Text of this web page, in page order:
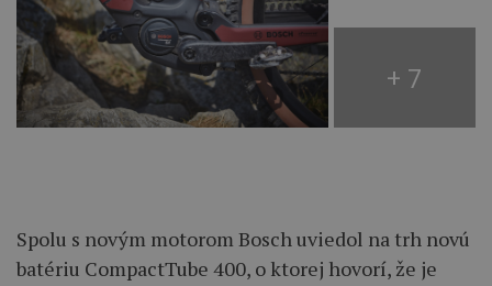
+ 7
Spolu s novým motorom Bosch uviedol na trh novú
batériu CompactTube 400, o ktorej hovorí, že je